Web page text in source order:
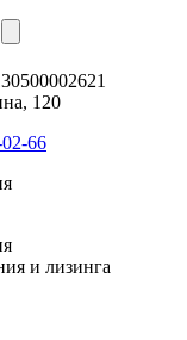
120
66
и лизинга